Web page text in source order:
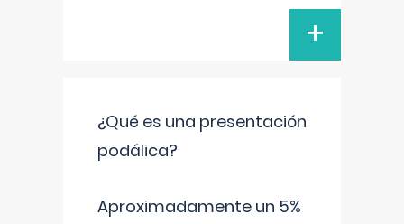
+
¿Qué es una presentación
podálica?
Aproximadamente un 5%